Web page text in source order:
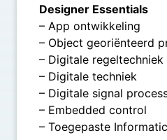
Designer Essentials
– App ontwikkeling
– Object georiënteerd
– Digitale regeltechniek
– Digitale techniek
– Digitale signal
– Embedded control
– Toegepaste